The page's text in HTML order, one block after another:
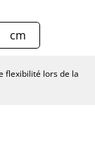
cm
flexibilité lors de la